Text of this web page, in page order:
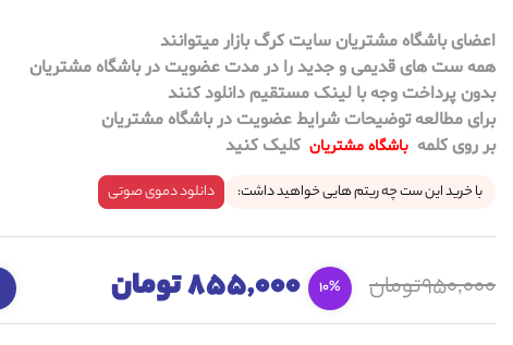
اعضای باشگاه مشتریان سایت کرگ بازار میتوانند
همه ست های قدیمی و جدید را در مدت عضویت در باشگاه مشتریان
بدون پرداخت وجه با لینک مستقیم دانلود کنند
برای مطالعه توضیحات شرایط عضویت در باشگاه مشتریان
بر روی کلمه باشگاه مشتریان کلیک کنید
با خرید این ست چه ریتم هایی خواهید داشت: دانلود دموی صوتی
950,000تومان 10% 855,000 تومان